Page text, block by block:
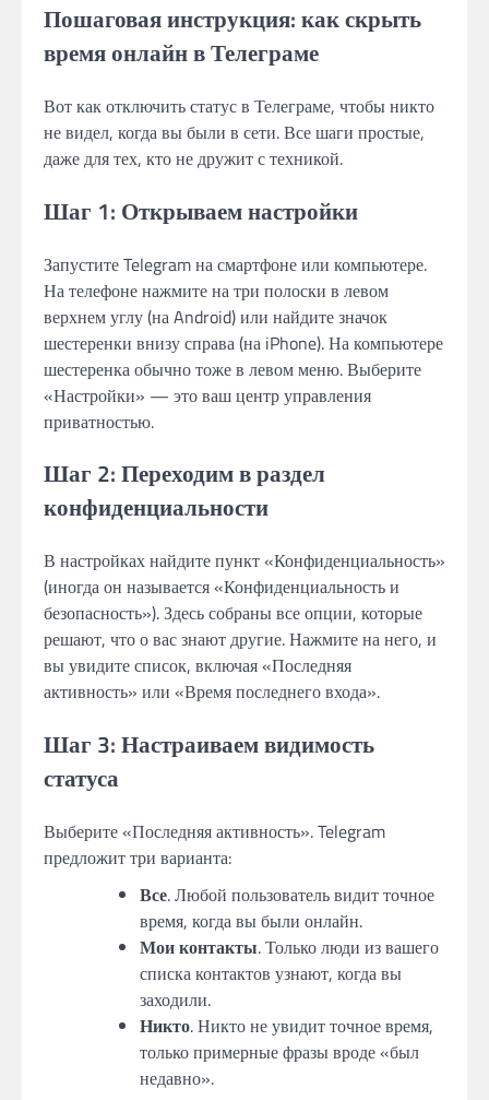
Пошаговая инструкция: как скрыть
время онлайн в Телеграме
Вот как отключить статус в Телеграме, чтобы никто
не видел, когда вы были в сети. Все шаги простые,
даже для тех, кто не дружит с техникой.
Шаг 1: Открываем настройки
Запустите Telegram на смартфоне или компьютере.
На телефоне нажмите на три полоски в левом
верхнем углу (на Android) или найдите значок
шестеренки внизу справа (на iPhone). На компьютере
шестеренка обычно тоже в левом меню. Выберите
«Настройки» — это ваш центр управления
приватностью.
Шаг 2: Переходим в раздел
конфиденциальности
В настройках найдите пункт «Конфиденциальность»
(иногда он называется «Конфиденциальность и
безопасность»). Здесь собраны все опции, которые
решают, что о вас знают другие. Нажмите на него, и
вы увидите список, включая «Последняя
активность» или «Время последнего входа».
Шаг 3: Настраиваем видимость
статуса
Выберите «Последняя активность». Telegram
предложит три варианта:
Все. Любой пользователь видит точное
время, когда вы были онлайн.
Мои контакты. Только люди из вашего
списка контактов узнают, когда вы
заходили.
Никто. Никто не увидит точное время,
только примерные фразы вроде «был
недавно».